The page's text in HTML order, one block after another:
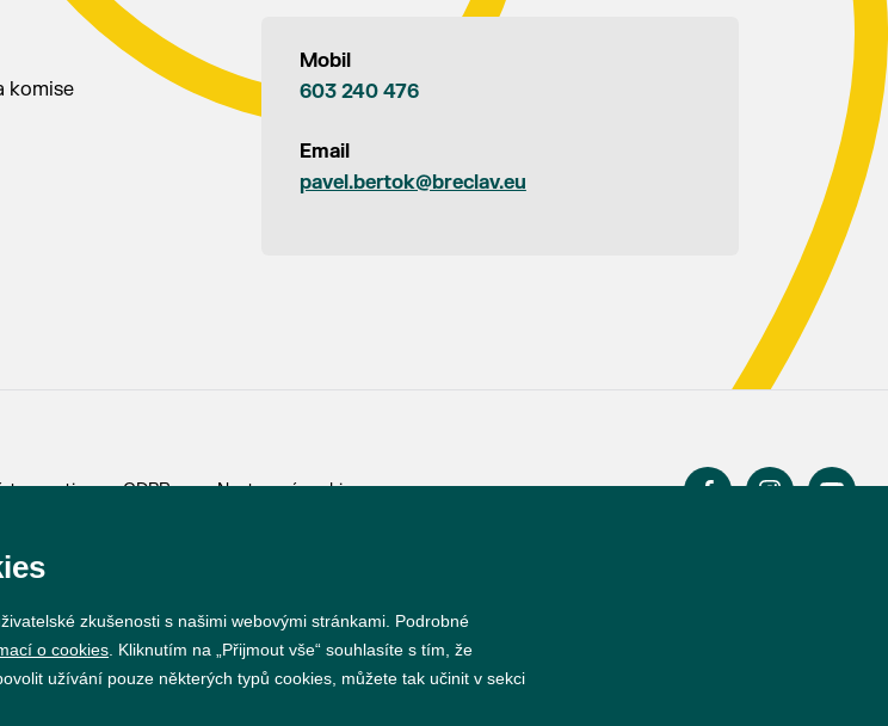
komise
Mobil
603 240 476
Email
pavel.bertok@breclav.eu
GDPR Nastavení cookies
Vytvořil
zkušenosti s našimi webovými stránkami. Podrobné
o cookies . Kliknutím na „Přijmout vše“ souhlasíte s tím, že
užívání pouze některých typů cookies, můžete tak učinit v sekci